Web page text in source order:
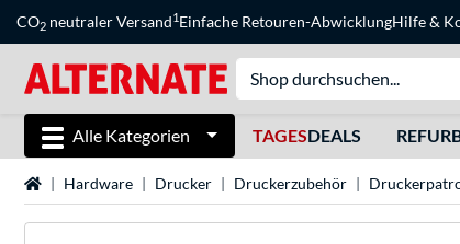
CO2 neutraler Versand1Einfache Retouren-AbwicklungHilfe&
Alle Kategorien TAGESDEALS
StartseiteHardware Drucker Druckerzubehör